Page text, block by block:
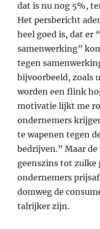
dat is nu nog 5%,
Het persbericht
heel goed is, dat er
samenwerking”
tegen
bijvoorbeeld, zoals
worden een flink
motivatie lijkt me
ondernemers
te wapenen tegen
bedrijven.” Maar
geenszins tot zulke
ondernemers
domweg de
talrijker zijn.